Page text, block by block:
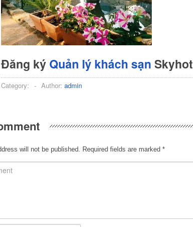
Đăng ký Quản lý khách sạn
Category: - Author: admin
will not be published. Required fields are marked *